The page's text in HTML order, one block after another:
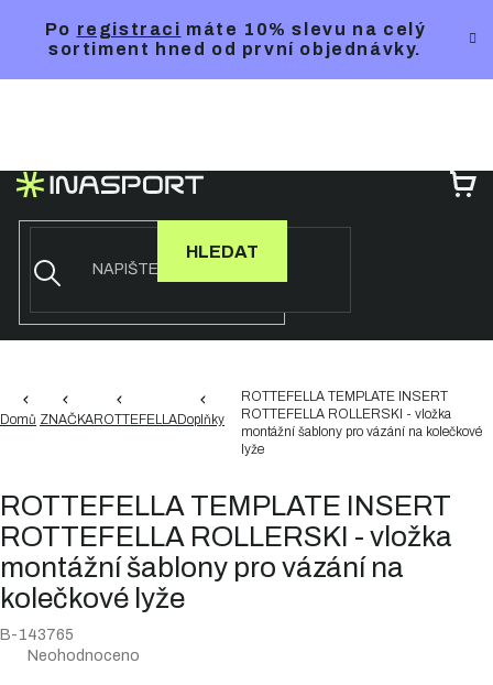
Po registraci máte 10% slevu na celý
sortiment hned od první objednávky.
HLEDAT
Domů ZNAČKAROTTEFELLADoplňky
ROTTEFELLA TEMPLATE INSERT
ROTTEFELLA ROLLERSKI - vložka
montážní šablony pro vázání na kolečkové
lyže
ROTTEFELLA TEMPLATE INSERT
ROTTEFELLA ROLLERSKI - vložka
montážní šablony pro vázání na
kolečkové lyže
B-143765
Průměrné
Neohodnoceno